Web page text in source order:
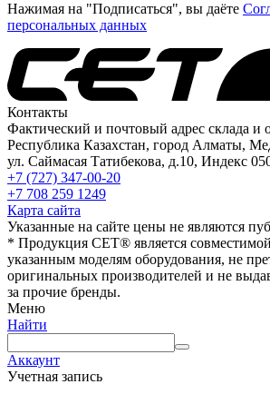
Нажимая на "Подписаться", вы даёте
персональных данных
Контакты
Фактический и почтовый адрес склада и
Республика Казахстан, город Алматы,
ул. Саймасая Татибекова, д.10, Индекс
+7 (727) 347-00-20
+7 708 259 1249
Карта сайта
Указанные на сайте цены не являются
* Продукция СЕТ® является
указанным моделям оборудования, не
оригинальных производителей и не
за прочие бренды.
Меню
Найти
Аккаунт
Учетная запись